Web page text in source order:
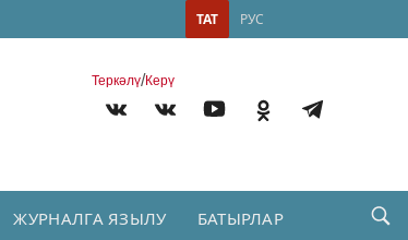
РУС
ТАТ
Теркəлү/Керү
ЖУРНАЛГА ЯЗЫЛУ БАТЫРЛАР